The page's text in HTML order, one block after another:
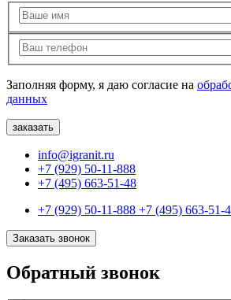
Заполняя форму, я даю согласие на
данных
info@igranit.ru
+7 (929) 50-11-888
+7 (495) 663-51-48
+7 (929) 50-11-888 +7 (495) 663-51-
Заказать звонок
Обратный звонок